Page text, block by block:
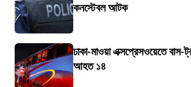
কনস্টেবল আটক
ঢাকা-মাওয়া এক্সপ্রেসওয়েতে বাস-
আহত ১৪